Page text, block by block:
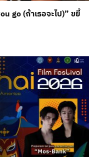
go (ถ้าเธอจะไป)” ขยี้